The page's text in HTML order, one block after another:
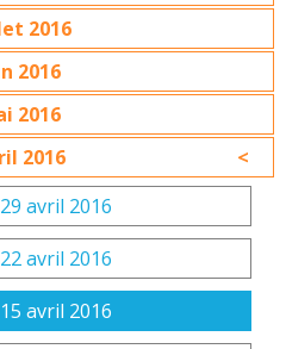
2016
2016
2016
2016
avril 2016
avril 2016
avril 2016